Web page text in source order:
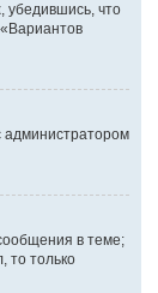
убедившись, что
администратором
в теме;
то только